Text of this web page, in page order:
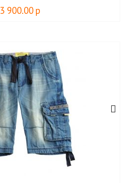
3 900.00 р